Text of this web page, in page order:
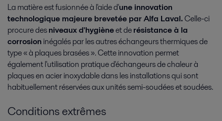
Semi-conducteurs et électronique Énergie
La matière est fusionnée à l'aide d'une innovation
technologique majeure brevetée par Alfa Laval.Celle-ci
procure desniveaux d'hygièneet derésistance à la
corrosion inégalés par les autres échangeurs thermiques de
type « à plaques brasées ». Cette innovation permet
également l'utilisation pratique d'échangeurs de chaleur à
plaques en acier inoxydable dans les installations qui sont
habituellement réservées aux unités semi-soudées et soudées.
Conditions extrêmes